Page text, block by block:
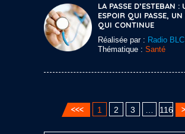
LA PASSE D’ESTEBAN :
ESPOIR QUI PASSE,
QUI CONTINUE
Réalisée par : Radio BLC
Thématique : Santé
1 2 3 116